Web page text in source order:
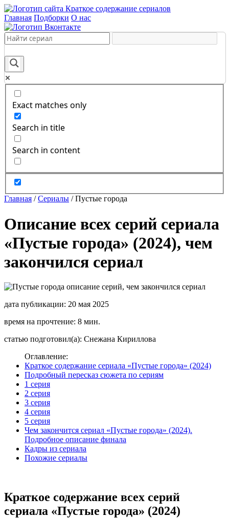
Краткое содержание сериалов
Главная Подборки О нас
Exact matches only
Search in title
Search in content
Главная /Сериалы /Пустые города
Описание всех серий сериала
«Пустые города» (2024), чем
закончился сериал
дата публикации: 20 мая 2025
время на прочтение: 8 мин.
статью подготовил(а): Снежана Кириллова
Оглавление:
Краткое содержание сериала «Пустые города» (2024)
Подробный пересказ сюжета по сериям
1 серия
2 серия
3 серия
4 серия
5 серия
Чем закончится сериал «Пустые города» (2024).
Подробное описание финала
Кадры из сериала
Похожие сериалы
Краткое содержание всех серий
сериала «Пустые города» (2024)